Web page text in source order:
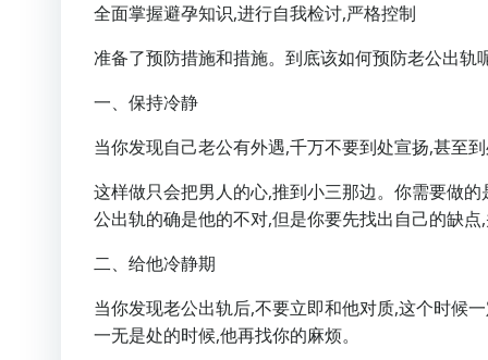
全面掌握避孕知识,进行自我检讨,严格控制
准备了预防措施和措施。到底该如何预防老公出轨
一、保持冷静
当你发现自己老公有外遇,千万不要到处宣扬,甚至
这样做只会把男人的心,推到小三那边。你需要做
公出轨的确是他的不对,但是你要先找出自己的缺点
二、给他冷静期
当你发现老公出轨后,不要立即和他对质,这个时候
一无是处的时候,他再找你的麻烦。